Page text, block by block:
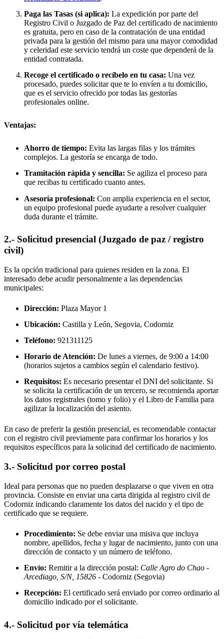
Paga las Tasas (si aplica): La expedición por parte del
Registro Civil o Juzgado de Paz del certificado de nacimiento
es gratuita, pero en caso de la contratación de una entidad
privada para la gestión del mismo para una mayor comodidad
y celeridad este servicio tendrá un coste que dependerá de la
entidad contratada.
Recoge el certificado o recíbelo en tu casa: Una vez
procesado, puedes solicitar que te lo envíen a tu domicilio,
que es el servicio ofrecido por todas las gestorías
profesionales online.
Ventajas:
Ahorro de tiempo: Evita las largas filas y los trámites
complejos. La gestoría se encarga de todo.
Tramitación rápida y sencilla: Se agiliza el proceso para
que recibas tu certificado cuanto antes.
Asesoría profesional: Con amplia experiencia en el sector,
un equipo profesional puede ayudarte a resolver cualquier
duda durante el trámite.
2.- Solicitud presencial (Juzgado de paz / registro
civil)
Es la opción tradicional para quienes residen en la zona. El
interesado debe acudir personalmente a las dependencias
municipales:
Dirección: Plaza Mayor 1
Ubicación: Castilla y León, Segovia, Codorniz
Teléfono: 921311125
Horario de Atención: De lunes a viernes, de 9:00 a 14:00
(horarios sujetos a cambios según el calendario festivo).
Requisitos: Es necesario presentar el DNI del solicitante. Si
se solicita la certificación de un tercero, se recomienda aportar
los datos registrales (tomo y folio) y el Libro de Familia para
agilizar la localización del asiento.
En caso de preferir la gestión presencial, es recomendable contactar
con el registro civil previamente para confirmar los horarios y los
requisitos específicos para la solicitud del certificado de nacimiento.
3.- Solicitud por correo postal
Ideal para personas que no pueden desplazarse o que viven en otra
provincia. Consiste en enviar una carta dirigida al registro civil de
Codorniz indicando claramente los datos del nacido y el tipo de
certificado que se requiere.
Procedimiento: Se debe enviar una misiva que incluya
nombre, apellidos, fecha y lugar de nacimiento, junto con una
dirección de contacto y un número de teléfono.
Envío: Remitir a la dirección postal: Calle Agro do Chao -
Arcediago, S/N, 15826 - Codorniz (Segovia)
Recepción: El certificado será enviado por correo ordinario al
domicilio indicado por el solicitante.
4.- Solicitud por vía telemática